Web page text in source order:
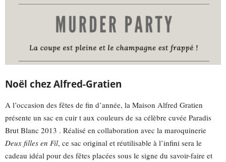
Noël chez Alfred-Gratien
A l’occasion des fêtes de fin d’année, la Maison Alfred Gratien
présente un sac en cuir t aux couleurs de sa célèbre cuvée Paradis
Brut Blanc 2013 . Réalisé en collaboration avec la maroquinerie
Deux filles en Fil, ce sac original et réutilisable à l’infini sera le
cadeau idéal pour des fêtes placées sous le signe du savoir-faire et